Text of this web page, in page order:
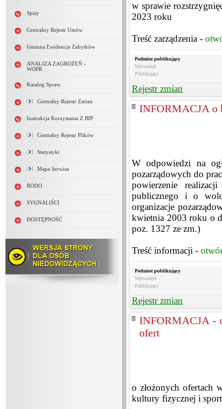
Spisy
Centralny Rejestr Umów
Gminna Ewidencja Zabytków
ANALIZA ZAGROŻEŃ -
WOPR
Katalog Spraw
Centralny Rejestr Zmian
Instrukcja Korzystania Z BIP
Centralny Rejestr Plików
Statystyki
Mapa Serwisu
RODO
SYGNALIŚCI
DOSTĘPNOŚĆ
w sprawie
2023 roku
Treść zarządzenia -
Podmiot publikujący
Wytworzył
Publikujący
Rejestr zmian
INFORMACJA o
W odpowiedzi na
pozarządowych do
powierzenie
publicznego i o
organizacje
kwietnia 2003 roku o
poz. 1327 ze zm.)
Treść informacji -
Podmiot publikujący
Wytworzył
Publikujący
Rejestr zmian
INFORMACJA -
ofert
o złożonych ofertach
kultury fizycznej i